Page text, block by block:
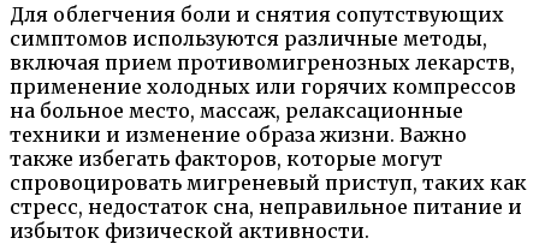
Для облегчения боли и снятия сопутствующих
симптомов используются различные методы,
включая прием противомигренозных лекарств,
применение холодных или горячих компрессов
на больное место, массаж, релаксационные
техники и изменение образа жизни. Важно
также избегать факторов, которые могут
спровоцировать мигреневый приступ, таких как
стресс, недостаток сна, неправильное питание и
избыток физической активности.